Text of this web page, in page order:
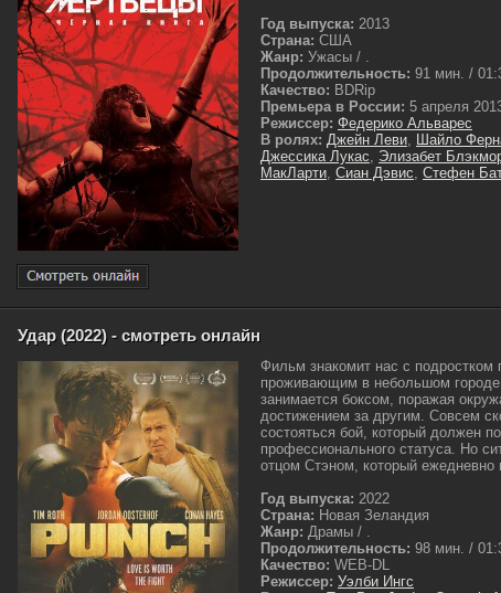
Год выпуска: 2013
Страна: США
Жанр: Ужасы / .
Продолжительность: 91 мин. /
Качество: BDRip
Премьера в России: 5 апреля
Режиссер: Федерико Альварес
В ролях: Джейн Леви, Шайло
Джессика Лукас, Элизабет
МакЛарти, Сиан Дэвис, Стефен
Удар (2022) - смотреть онлайн
Фильм знакомит нас с
проживающим в небольшом
занимается боксом, поражая
достижением за другим. Совсем
состояться бой, который должен
профессионального статуса. Но
отцом Стэном, который ежедневно
Год выпуска: 2022
Страна: Новая Зеландия
Жанр: Драмы / .
Продолжительность: 98 мин. /
Качество: WEB-DL
Режиссер: Уэлби Ингс